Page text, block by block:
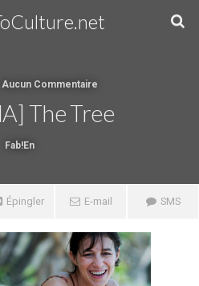
Aucun Commentaire
The Tree
Fab!en
Épingler E-mail SMS